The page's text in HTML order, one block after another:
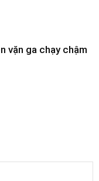
vặn ga chạy chậm